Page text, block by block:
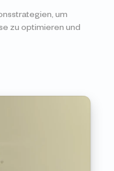
um
zu optimieren und